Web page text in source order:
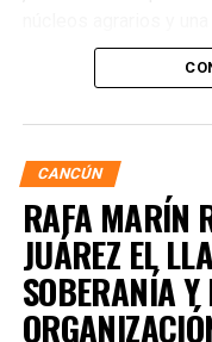
donde se plantarán
arbustos y plantas
desafíos ambientales
de 203 mil hectáreas
por incendios, plagas
CANCÚN
RAFA MARÍN
JUÁREZ EL
SOBERANÍA Y